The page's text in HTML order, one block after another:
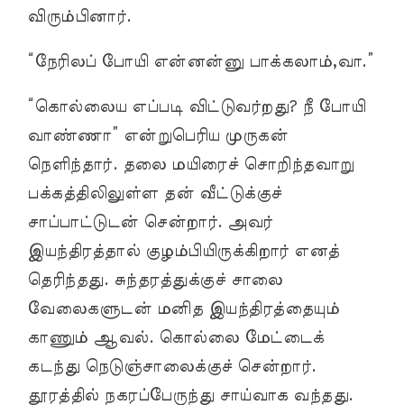
விரும்பினார்.
“நேரிலப் போயி என்னன்னு பாக்கலாம்,வா.”
“கொல்லைய எப்படி விட்டுவர்றது? நீ போயி
வாண்ணா” என்றுபெரிய முருகன்
நெளிந்தார். தலை மயிரைச் சொறிந்தவாறு
பக்கத்திலிலுள்ள தன் வீட்டுக்குச்
சாப்பாட்டுடன் சென்றார். அவர்
இயந்திரத்தால் குழம்பியிருக்கிறார் எனத்
தெரிந்தது. சுந்தரத்துக்குச் சாலை
வேலைகளுடன் மனித இயந்திரத்தையும்
காணும் ஆவல். கொல்லை மேட்டைக்
கடந்து நெடுஞ்சாலைக்குச் சென்றார்.
தூரத்தில் நகரப்பேருந்து சாய்வாக வந்தது.